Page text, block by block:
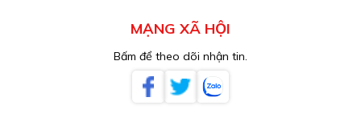
MẠNG XÃ HỘI
Bấm để theo dõi nhận tin.